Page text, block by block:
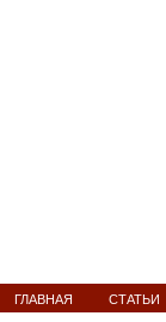
ГЛАВНАЯ СТАТЬИ